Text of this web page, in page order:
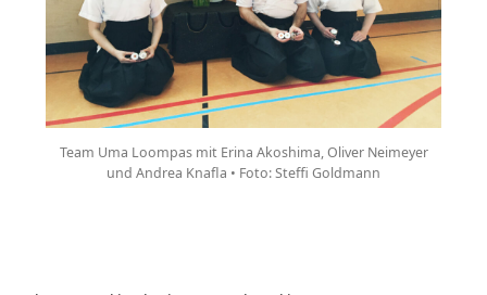
Team Uma Loompas mit Erina Akoshima, Oliver Neimeyer
und Andrea Knafla • Foto: Steffi Goldmann